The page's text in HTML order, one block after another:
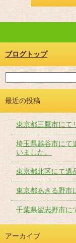
ブログトップ
最近の投稿
東京都三鷹市にて
埼玉県越谷市にて
いました。
東京都北区にて遺
東京都あきる野市
千葉県習志野市に
アーカイブ